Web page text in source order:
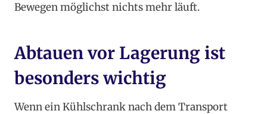
Bewegen möglichst nichts mehr läuft.
Abtauen vor Lagerung ist
besonders wichtig
Wenn ein Kühlschrank nach dem Transport